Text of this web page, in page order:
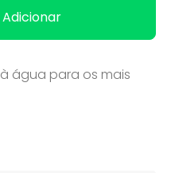
Adicionar
água para os mais